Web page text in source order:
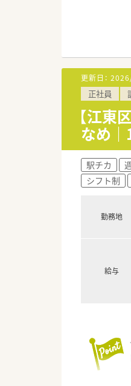
更新日：
正社員
【江
なめ
駅チカ
シフト制
勤務地
給与